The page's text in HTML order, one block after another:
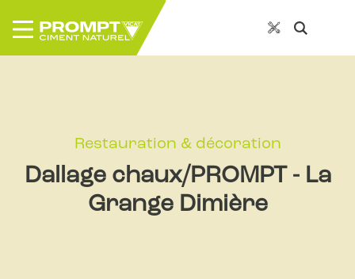
Restauration & décoration
Dallage chaux/PROMPT - La
Grange Dimière